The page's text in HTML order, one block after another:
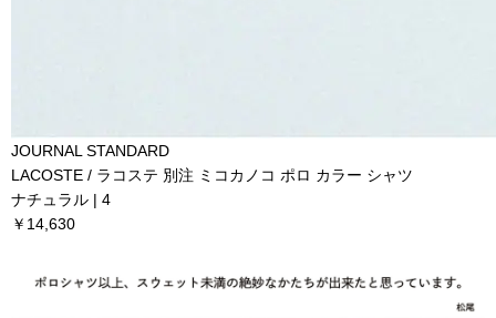
JOURNAL STANDARD
LACOSTE / ラコステ 別注 ミコカノコ ポロ カラー シャツ
ナチュラル | 4
￥14,630